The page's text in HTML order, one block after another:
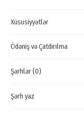
SATIŞI
Xüsusiyyətlər
Ödəniş və Çatdırılma
Şərhlər (0)
Şərh yaz